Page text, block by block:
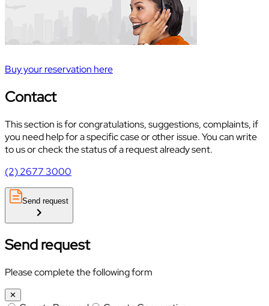
Buy your reservation here
Contact
This section is for congratulations, suggestions, complaints, if
you need help for a specific case or other issue. You can write
to us or check the status of a request already sent.
(2) 2677 3000
Send request
Send request
Please complete the following form
✕